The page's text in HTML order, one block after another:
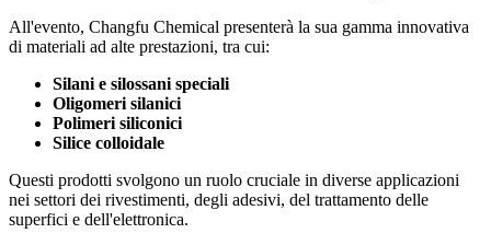
All'evento, Changfu Chemical presenterà la sua gamma innovativa
di materiali ad alte prestazioni, tra cui:
Silani e silossani speciali
Oligomeri silanici
Polimeri siliconici
Silice colloidale
Questi prodotti svolgono un ruolo cruciale in diverse applicazioni
nei settori dei rivestimenti, degli adesivi, del trattamento delle
superfici e dell'elettronica.